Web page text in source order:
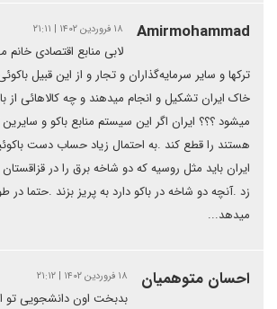
Amirmohammad ۱۸ فروردین ۱۴۰۲ | ۲۱:۱۱
لابی منابع اقتصادی خانم
ترکها و سایر سرمایه‌گذاران و تجار و از این قبیل
خاک ایران تشکیل و انجام میدهند و چه کالاهائی از
میشود ؟؟؟ ایران اگر این سیستم منابع باکو و
هستند را قطع کند .به احتمال زیاد حساب دست
ایران باید مثل روسیه که دو شاخه برق را در
زد .آنچه دو شاخه در باکو دارد به پریز بزند .حتما
میدهد...
احسان متوهمیان ۱۸ فروردین ۱۴۰۲ | ۲۱:۱۲
بدبخت اون دانشجویی تو